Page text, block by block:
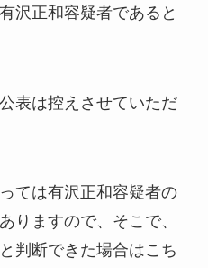
沢正和容疑者であると
表は控えさせていただ
ては有沢正和容疑者の
りますので、そこで、
判断できた場合はこち